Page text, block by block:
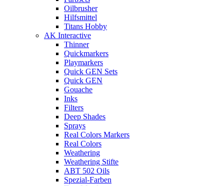
Oilbrusher
Hilfsmittel
Titans Hobby
AK Interactive
Thinner
Quickmarkers
Playmarkers
Quick GEN Sets
Quick GEN
Gouache
Inks
Filters
Deep Shades
Sprays
Real Colors Markers
Real Colors
Weathering
Weathering Stifte
ABT 502 Oils
Spezial-Farben